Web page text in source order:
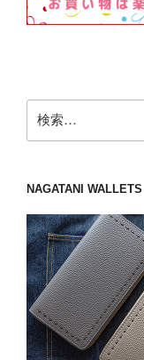
索:
NAGATANI WALLETS